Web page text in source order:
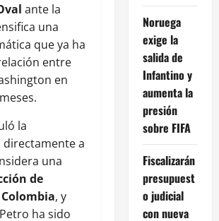
ante la
una
que ya ha
entre
en
la
a
una
de
, y
ha sido
Noruega
exige la
salida de
Infantino y
aumenta la
presión
sobre FIFA
Fiscalizarán
presupuest
o judicial
con nueva